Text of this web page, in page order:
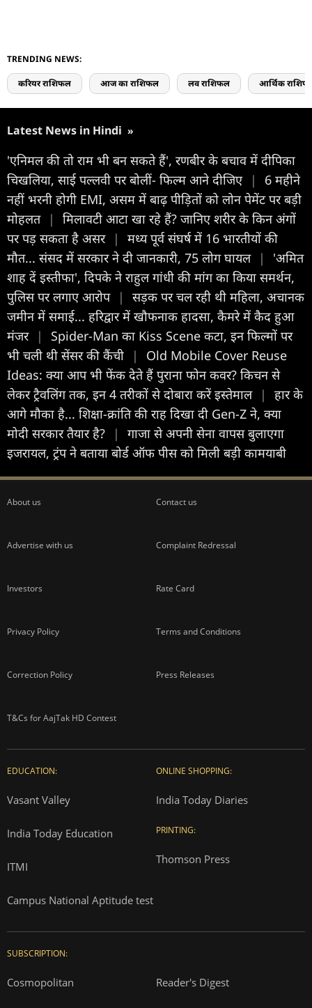
TRENDING NEWS:
करियर राशिफल आज का राशिफल लव राशिफल आर्थिक
Latest News in Hindi »
'एनिमल की तो राम भी बन सकते हैं', रणबीर के बचाव में दीपिका
चिखलिया, साई पल्लवी पर बोलीं- फिल्म आने दीजिए |
6 महीने
नहीं भरनी होगी EMI, असम में बाढ़ पीड़ितों को लोन पेमेंट पर बड़ी
मोहलत |
मिलावटी आटा खा रहे हैं? जानिए शरीर के किन अंगों
पर पड़ सकता है असर |
मध्य पूर्व संघर्ष में 16 भारतीयों की
मौत... संसद में सरकार ने दी जानकारी, 75 लोग घायल |
'अमित
शाह दें इस्तीफा', दिपके ने राहुल गांधी की मांग का किया समर्थन,
पुलिस पर लगाए आरोप |
सड़क पर चल रही थी महिला, अचानक
जमीन में समाई... हरिद्वार में खौफनाक हादसा, कैमरे में कैद हुआ
मंजर |
Spider-Man का Kiss Scene कटा, इन फिल्मों पर
भी चली थी सेंसर की कैंची
|
Old Mobile Cover Reuse
Ideas: क्या आप भी फेंक देते हैं पुराना फोन कवर? किचन से
लेकर ट्रैवलिंग तक, इन 4 तरीकों से दोबारा करें इस्तेमाल |
हार के
आगे मौका है... शिक्षा-क्रांति की राह दिखा दी Gen-Z ने, क्या
मोदी सरकार तैयार है?
|
गाजा से अपनी सेना वापस बुलाएगा
इजरायल, ट्रंप ने बताया बोर्ड ऑफ पीस को मिली बड़ी कामयाबी
About us Contact us
Advertise with us Complaint Redressal
Investors Rate Card
Privacy Policy Terms and Conditions
Correction Policy Press Releases
T&Cs for AajTak HD Contest
EDUCATION:
Vasant Valley
India Today Education
ITMI
Campus National Aptitude test
ONLINE SHOPPING:
India Today Diaries
PRINTING:
Thomson Press
SUBSCRIPTION:
Cosmopolitan Reader's Digest